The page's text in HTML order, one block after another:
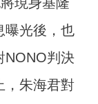
曝光後，也
NONO判決
，朱海君對